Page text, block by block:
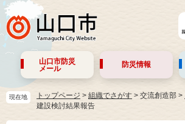
山口市防災
メール
防災情報
現在地 トップページ > 組織でさがす > 交流創造部 >
建設検討結果報告